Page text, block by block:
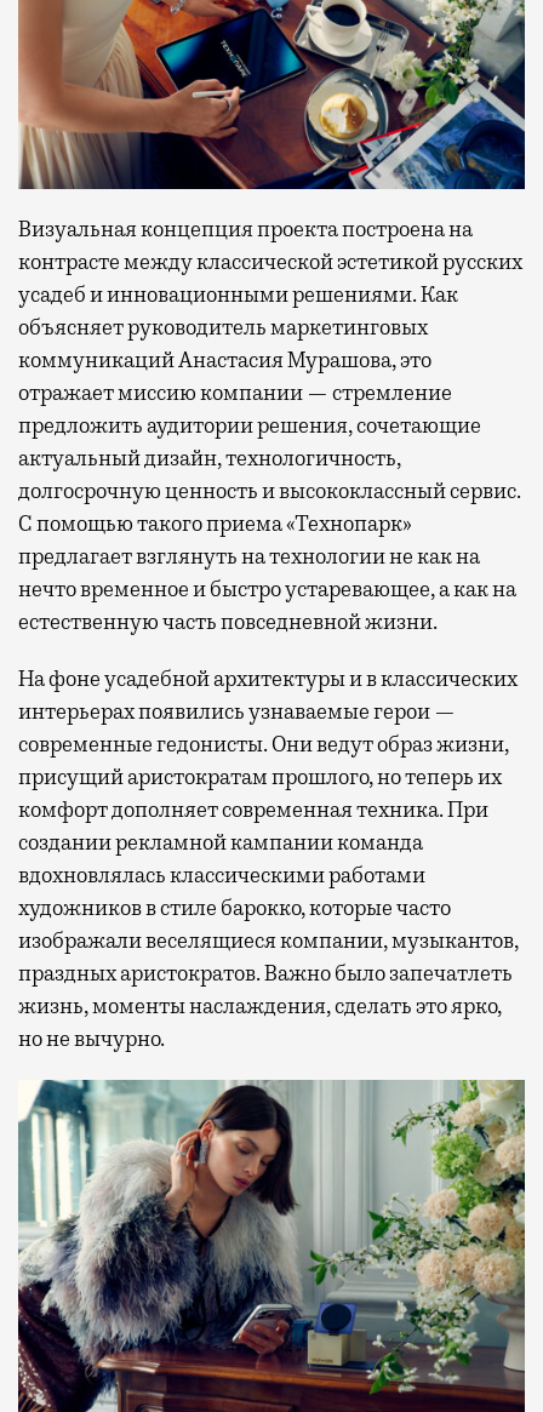
Визуальная концепция проекта построена на
контрасте между классической эстетикой русских
усадеб и инновационными решениями. Как
объясняет руководитель маркетинговых
коммуникаций Анастасия Мурашова, это
отражает миссию компании — стремление
предложить аудитории решения, сочетающие
актуальный дизайн, технологичность,
долгосрочную ценность и высококлассный сервис.
С помощью такого приема «Технопарк»
предлагает взглянуть на технологии не как на
нечто временное и быстро устаревающее, а как на
естественную часть повседневной жизни.
На фоне усадебной архитектуры и в классических
интерьерах появились узнаваемые герои —
современные гедонисты. Они ведут образ жизни,
присущий аристократам прошлого, но теперь их
комфорт дополняет современная техника. При
создании рекламной кампании команда
вдохновлялась классическими работами
художников в стиле барокко, которые часто
изображали веселящиеся компании, музыкантов,
праздных аристократов. Важно было запечатлеть
жизнь, моменты наслаждения, сделать это ярко,
но не вычурно.